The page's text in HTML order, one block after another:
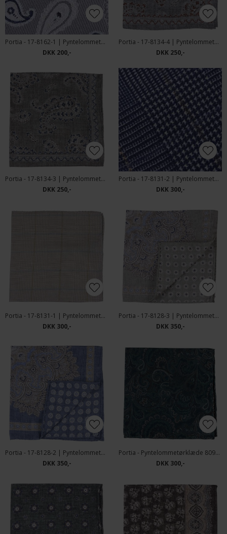
Portia - 17-8162-1 | Pyntelommetørklæde
DKK 200,-
Portia - 17-8134-4 | Pyntelommetørklæde
DKK 250,-
Portia - 17-8134-3 | Pyntelommetørklæde
DKK 250,-
Portia - 17-8131-2 | Pyntelommetørklæde
DKK 300,-
Portia - 17-8131-1 | Pyntelommetørklæde
DKK 300,-
Portia - 17-8128-3 | Pyntelommetørklæde
DKK 350,-
Portia - 17-8128-2 | Pyntelommetørklæde
DKK 350,-
Portia - Pyntelommetørklæde 8091-3 | Grøn
DKK 300,-